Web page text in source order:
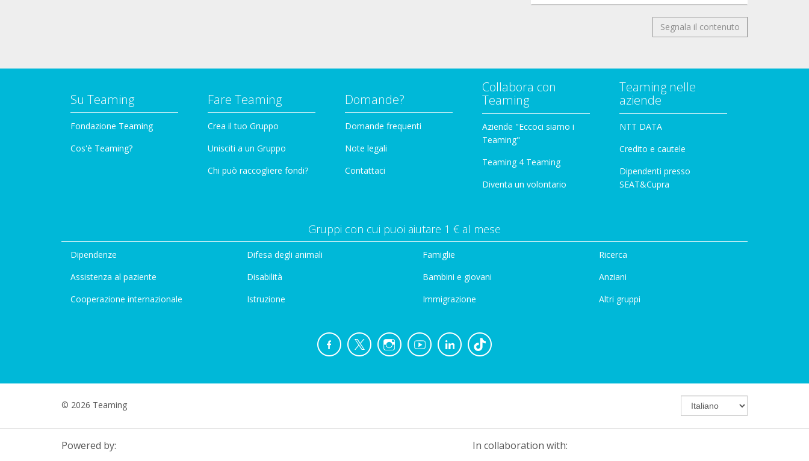
Segnala il contenuto
Su Teaming
Fondazione Teaming
Cos'è Teaming?
Fare Teaming
Crea il tuo Gruppo
Unisciti a un Gruppo
Chi può raccogliere fondi?
Domande?
Domande frequenti
Note legali
Contattaci
Collabora con
Teaming
Aziende "Eccoci siamo i
Teaming"
Teaming 4 Teaming
Diventa un volontario
Teaming nelle
aziende
NTT DATA
Credito e cautele
Dipendenti presso
SEAT&Cupra
Gruppi con cui puoi aiutare 1 € al mese
Dipendenze
Assistenza al paziente
Cooperazione internazionale
Difesa degli animali
Disabilità
Istruzione
Famiglie
Bambini e giovani
Immigrazione
Ricerca
Anziani
Altri gruppi
© 2026 Teaming
Powered by: In collaboration with: